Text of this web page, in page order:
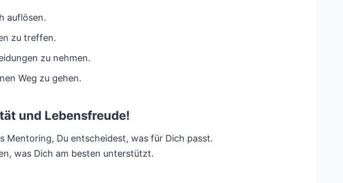
auflösen.
zu treffen.
zu nehmen.
Weg zu gehen.
und Lebensfreude!
Mentoring, Du entscheidest, was für Dich passt.
was Dich am besten unterstützt.